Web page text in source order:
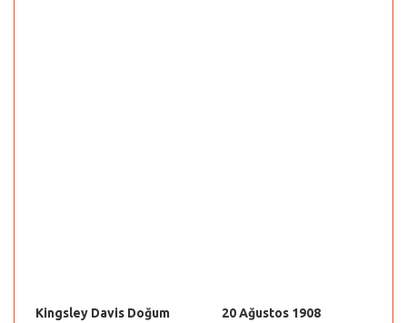
Kingsley Davis Doğum
20 Ağustos 1908